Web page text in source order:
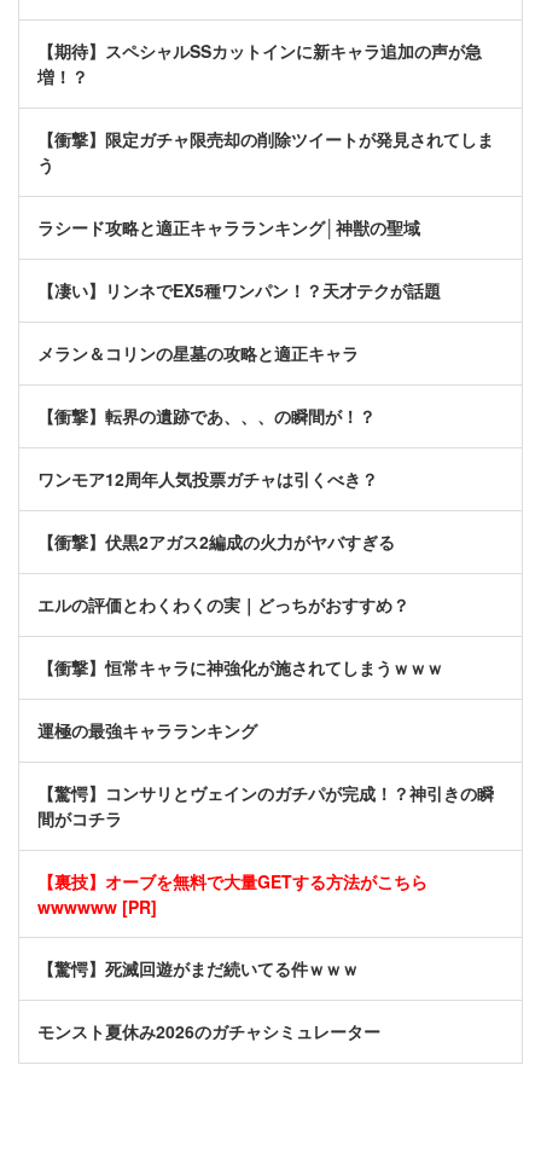
【期待】スペシャルSSカットインに新キャラ追加の声が急
増！？
【衝撃】限定ガチャ限売却の削除ツイートが発見されてしま
う
ラシード攻略と適正キャラランキング│神獣の聖域
【凄い】リンネでEX5種ワンパン！？天才テクが話題
メラン＆コリンの星墓の攻略と適正キャラ
【衝撃】転界の遺跡であ、、、の瞬間が！？
ワンモア12周年人気投票ガチャは引くべき？
【衝撃】伏黒2アガス2編成の火力がヤバすぎる
エルの評価とわくわくの実｜どっちがおすすめ？
【衝撃】恒常キャラに神強化が施されてしまうｗｗｗ
運極の最強キャラランキング
【驚愕】コンサリとヴェインのガチパが完成！？神引きの瞬
間がコチラ
【裏技】オーブを無料で大量GETする方法がこちら
wwwwww [PR]
【驚愕】死滅回遊がまだ続いてる件ｗｗｗ
モンスト夏休み2026のガチャシミュレーター